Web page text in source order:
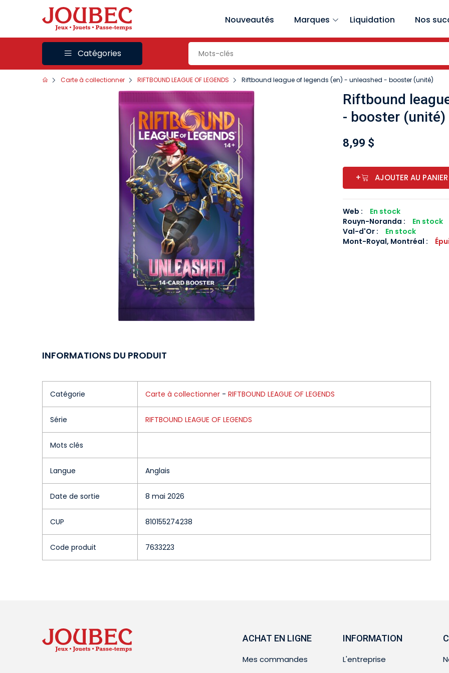
Nouveautés Marques Liquidation Nos
Catégories
Carte à collectionner RIFTBOUND LEAGUE OF LEGENDS Riftbound league of legends (en) - unleashed - booster (unité)
Riftbound
- booster (unité)
8,99 $
+ AJOUTER AU PANIER
Web :
En stock
Rouyn-Noranda :
En stock
Val-d'Or :
En stock
Mont-Royal, Montréal :
INFORMATIONS DU PRODUIT
Catégorie Carte à collectionner - RIFTBOUND LEAGUE OF LEGENDS
Série RIFTBOUND LEAGUE OF LEGENDS
Mots clés
Langue Anglais
Date de sortie 8 mai 2026
CUP 810155274238
Code produit 7633223
ACHAT EN LIGNE
Mes commandes
INFORMATION
L'entreprise